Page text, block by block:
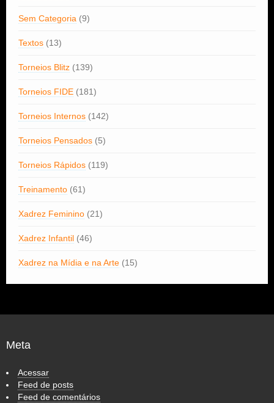
Sem Categoria (9)
Textos (13)
Torneios Blitz (139)
Torneios FIDE (181)
Torneios Internos (142)
Torneios Pensados (5)
Torneios Rápidos (119)
Treinamento (61)
Xadrez Feminino (21)
Xadrez Infantil (46)
Xadrez na Mídia e na Arte (15)
Meta
Acessar
Feed de posts
Feed de comentários